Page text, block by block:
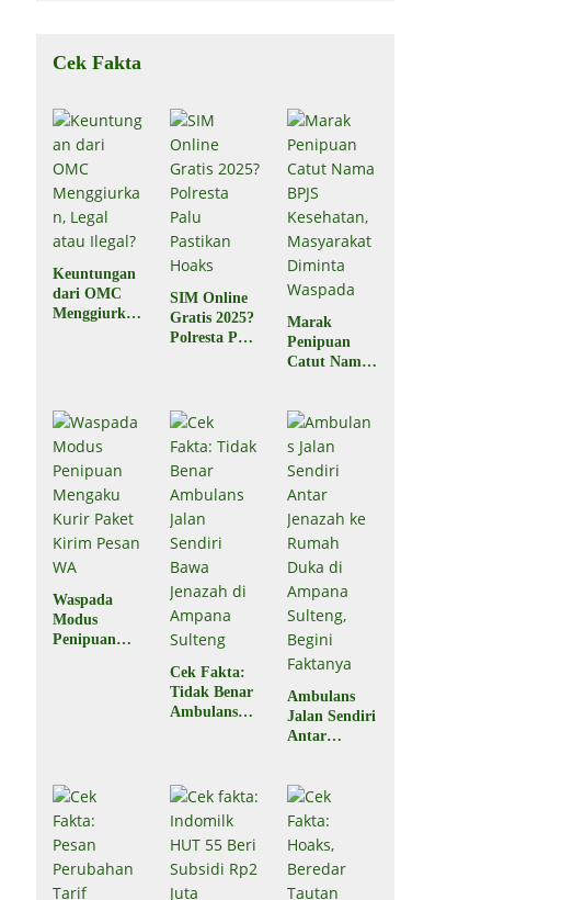
Cek Fakta
Keuntungan
dari OMC
Menggiurkan
SIM Online
Gratis 2025?
Polresta Palu
Marak
Penipuan
Catut Nama
Masyarakat
Diminta
Waspada
Waspada
Modus
Penipuan
Cek Fakta:
Tidak Benar
Ambulans
Ampana
Sulteng
Ambulans
Jalan Sendiri
Antar
di Ampana
Sulteng,
Begini
Faktanya